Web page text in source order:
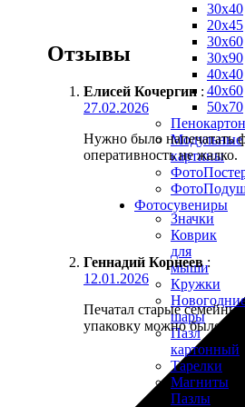
30х40
20х45
30х60
30х90
40х40
40х60
50х70
Пенокартон
Модульные
картины
Фотоcувениры
Значки
Коврик
для
мыши
Кружки
шары
Пазл
картонный
Тарелки
Магниты
Пазлы
Отзывы
Елисей Кочергин :
27.02.2026
Нужно было напечатать
оперативность не жалко.
Геннадий Корнеев :
12.01.2026
Печатал старые
упаковку можно было бы